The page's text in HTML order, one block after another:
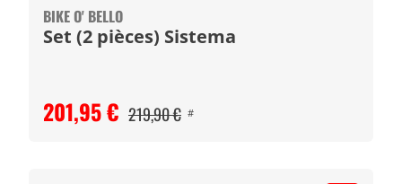
BIKE O' BELLO
Set (2 pièces) Sistema
201,95 € 219,90 € #